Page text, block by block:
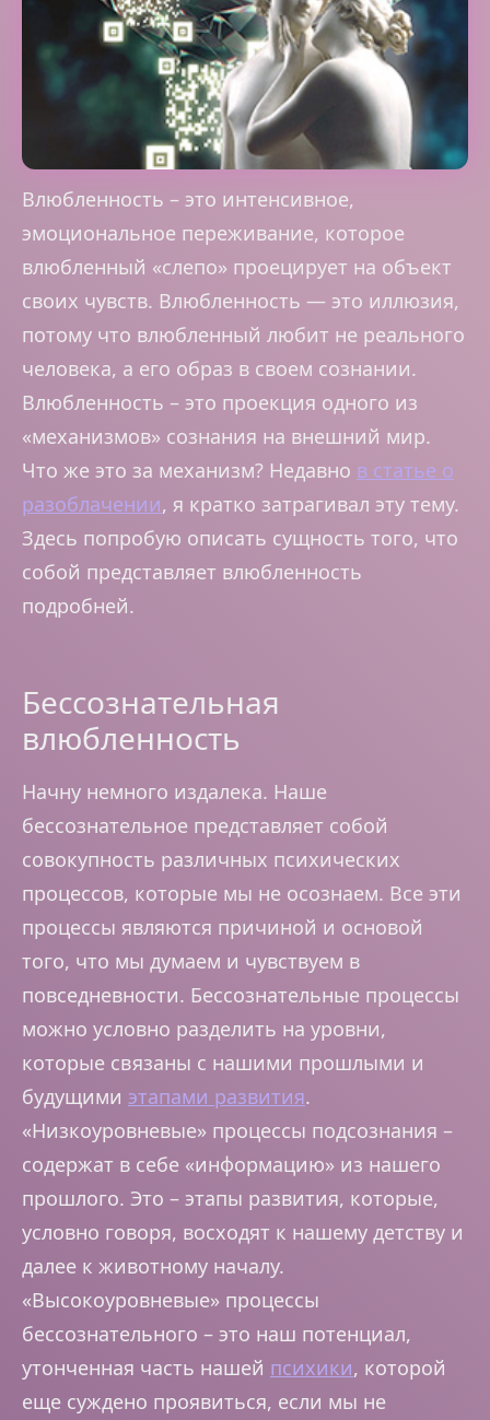
Влюбленность – это интенсивное,
эмоциональное переживание, которое
влюбленный «слепо» проецирует на объект
своих чувств. Влюбленность — это иллюзия,
потому что влюбленный любит не реального
человека, а его образ в своем сознании.
Влюбленность – это проекция одного из
«механизмов» сознания на внешний мир.
Что же это за механизм? Недавно в статье о
разоблачении, я кратко затрагивал эту тему.
Здесь попробую описать сущность того, что
собой представляет влюбленность
подробней.
Бессознательная
влюбленность
Начну немного издалека. Наше
бессознательное представляет собой
совокупность различных психических
процессов, которые мы не осознаем. Все эти
процессы являются причиной и основой
того, что мы думаем и чувствуем в
повседневности. Бессознательные процессы
можно условно разделить на уровни,
которые связаны с нашими прошлыми и
будущими этапами развития.
«Низкоуровневые» процессы подсознания –
содержат в себе «информацию» из нашего
прошлого. Это – этапы развития, которые,
условно говоря, восходят к нашему детству и
далее к животному началу.
«Высокоуровневые» процессы
бессознательного – это наш потенциал,
утонченная часть нашей психики, которой
еще суждено проявиться, если мы не